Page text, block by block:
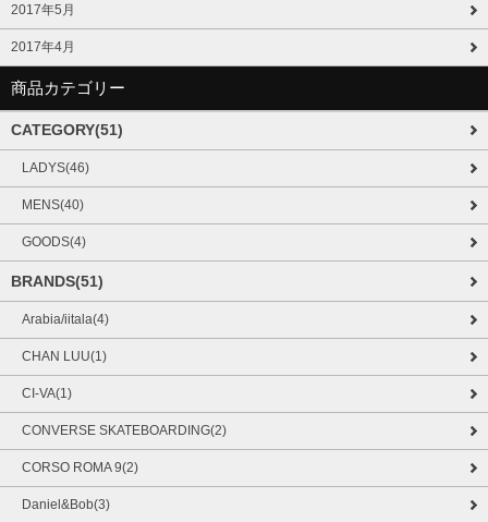
2017年5月
2017年4月
商品カテゴリー
CATEGORY(51)
LADYS(46)
MENS(40)
GOODS(4)
BRANDS(51)
Arabia/iitala(4)
CHAN LUU(1)
CI-VA(1)
CONVERSE SKATEBOARDING(2)
CORSO ROMA 9(2)
Daniel&Bob(3)